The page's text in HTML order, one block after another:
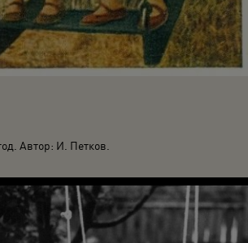
Автор: И. Петков.